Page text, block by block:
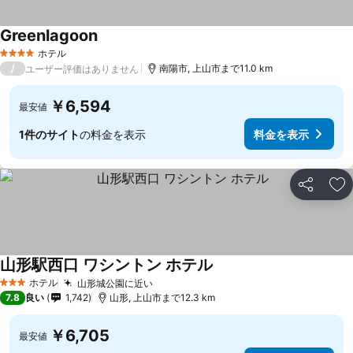
4 ホテルのランク
ホテル
Greenlagoon
/ ユーザー評価はありません 南陽市, 上山市まで11.0 km
最安値 ￥6,594
1件のサイトの料金を表示 料金を表示
シェア お
3 ホテルのランク
ホテル 山形城公園に近い
山形駅西口 ワシントン ホテル
7.8 良い 1,742 山形, 上山市まで12.3 km
最安値 ￥6,705